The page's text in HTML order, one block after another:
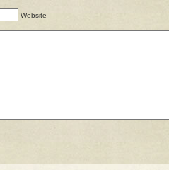
Website